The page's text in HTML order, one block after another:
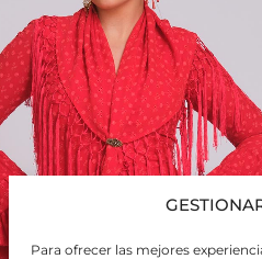
Para ofrecer las mejores